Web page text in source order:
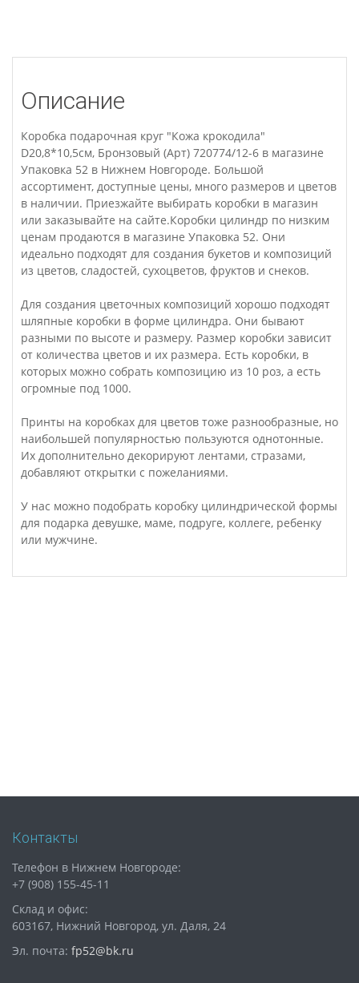
Описание
Коробка подарочная круг "Кожа крокодила"
D20,8*10,5см, Бронзовый (Арт) 720774/12-6 в магазине
Упаковка 52 в Нижнем Новгороде. Большой
ассортимент, доступные цены, много размеров и цветов
в наличии. Приезжайте выбирать коробки в магазин
или заказывайте на сайте.Коробки цилиндр по низким
ценам продаются в магазине Упаковка 52. Они
идеально подходят для создания букетов и композиций
из цветов, сладостей, сухоцветов, фруктов и снеков.
Для создания цветочных композиций хорошо подходят
шляпные коробки в форме цилиндра. Они бывают
разными по высоте и размеру. Размер коробки зависит
от количества цветов и их размера. Есть коробки, в
которых можно собрать композицию из 10 роз, а есть
огромные под 1000.
Принты на коробках для цветов тоже разнообразные, но
наибольшей популярностью пользуются однотонные.
Их дополнительно декорируют лентами, стразами,
добавляют открытки с пожеланиями.
У нас можно подобрать коробку цилиндрической формы
для подарка девушке, маме, подруге, коллеге, ребенку
или мужчине.
Контакты
Телефон в Нижнем Новгороде:
+7 (908) 155-45-11
Склад и офис:
603167, Нижний Новгород, ул. Даля, 24
Эл. почта: fp52@bk.ru